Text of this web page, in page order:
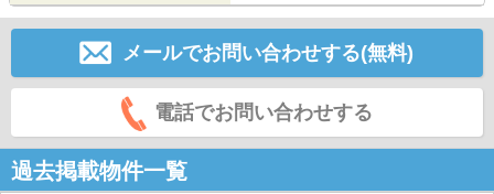
メールでお問い合わせする(無料)
電話でお問い合わせする
過去掲載物件一覧